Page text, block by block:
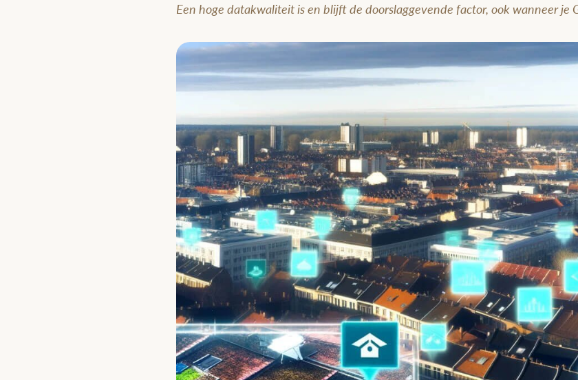
Een hoge datakwaliteit is en blijft de doorslaggevende factor, ook wanneer je